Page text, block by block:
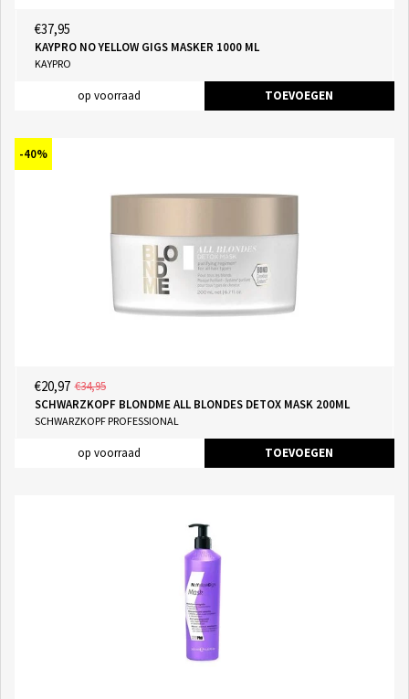
€37,95
KAYPRO NO YELLOW GIGS MASKER 1000 ML
KAYPRO
op voorraad TOEVOEGEN
-40%
€20,97 €34,95
SCHWARZKOPF BLONDME ALL BLONDES DETOX MASK 200ML
SCHWARZKOPF PROFESSIONAL
op voorraad TOEVOEGEN